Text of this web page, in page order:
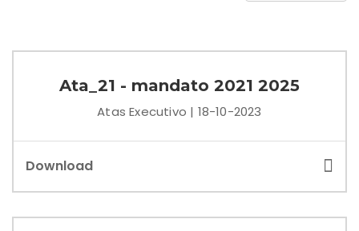
Ata_21 - mandato 2021 2025
Atas Executivo | 18-10-2023
Download